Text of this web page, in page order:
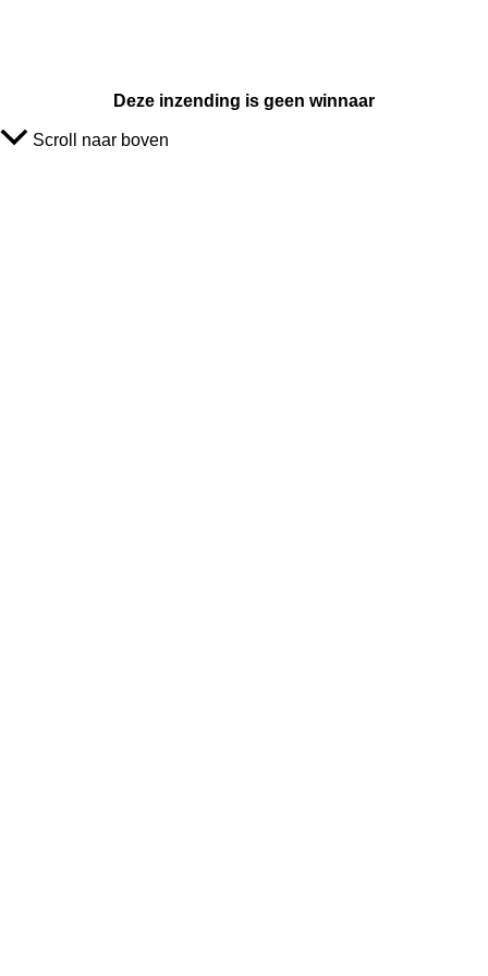
Deze inzending is geen winnaar
Scroll naar boven